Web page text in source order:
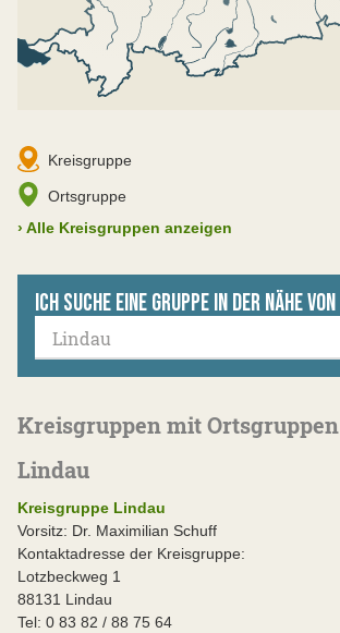
Kreisgruppe
Ortsgruppe
› Alle Kreisgruppen anzeigen
Ich suche eine Gruppe in der Nähe von
Kreisgruppen mit Ortsgruppen
Lindau
Kreisgruppe Lindau
Vorsitz: Dr. Maximilian Schuff
Kontaktadresse der Kreisgruppe:
Lotzbeckweg 1
88131 Lindau
Tel: 0 83 82 / 88 75 64